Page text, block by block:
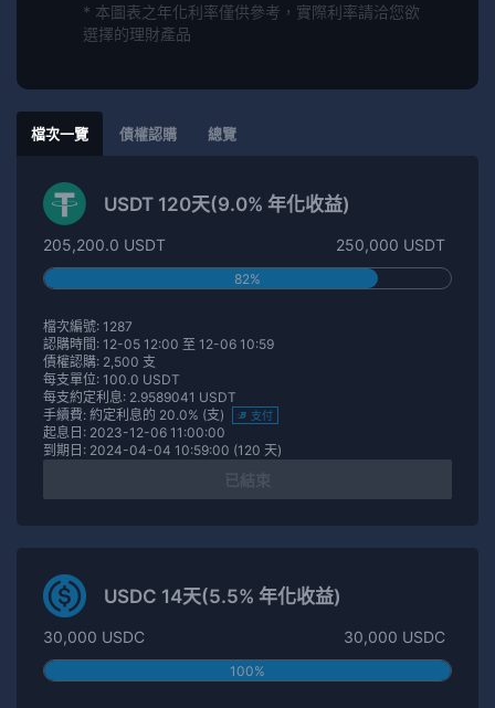
* 本圖表之年化利率僅供參考，實際利率請洽您欲
選擇的理財產品
檔次一覽 債權認購 總覽
USDT 120天(9.0% 年化收益)
205,200.0 USDT 250,000 USDT
82%
檔次編號: 1287
認購時間: 12-05 12:00 至 12-06 10:59
債權認購: 2,500 支
每支單位: 100.0 USDT
每支約定利息: 2.9589041 USDT
手續費: 約定利息的 20.0% (支)
支付
起息日: 2023-12-06 11:00:00
到期日: 2024-04-04 10:59:00 (120 天)
USDC 14天(5.5% 年化收益)
30,000 USDC 30,000 USDC
100%